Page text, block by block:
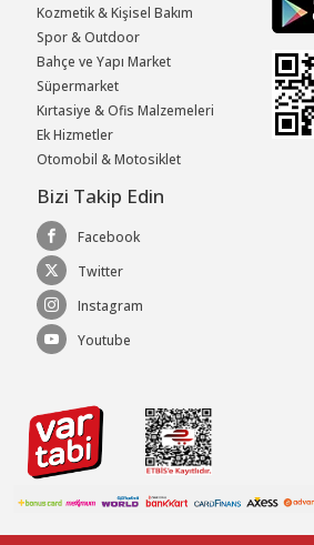
Kozmetik & Kişisel Bakım
Spor & Outdoor
Bahçe ve Yapı Market
Süpermarket
Kırtasiye & Ofis Malzemeleri
Ek Hizmetler
Otomobil & Motosiklet
Bizi Takip Edin
Facebook
Twitter
Instagram
Youtube